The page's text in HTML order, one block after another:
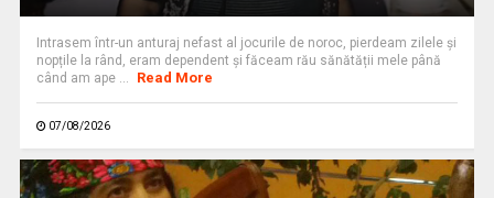
Intrasem într-un anturaj nefast al jocurile de noroc, pierdeam zilele și
nopțile la rând, eram dependent și făceam rău sănătății mele până
când am ape ...
Read More
07/08/2026